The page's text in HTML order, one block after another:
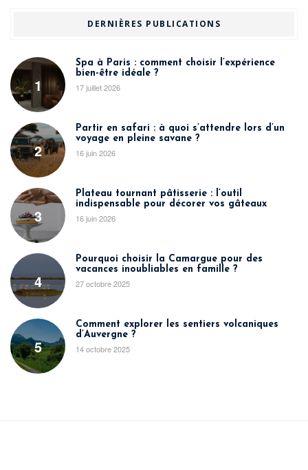
DERNIÈRES PUBLICATIONS
1
Spa à Paris : comment choisir l’expérience
bien-être idéale ?
17 juillet 2026
2
Partir en safari : à quoi s’attendre lors d’un
voyage en pleine savane ?
16 juin 2026
3
Plateau tournant pâtisserie : l’outil
indispensable pour décorer vos gâteaux
16 juin 2026
4
Pourquoi choisir la Camargue pour des
vacances inoubliables en famille ?
27 octobre 2025
5
Comment explorer les sentiers volcaniques
d’Auvergne ?
14 octobre 2025